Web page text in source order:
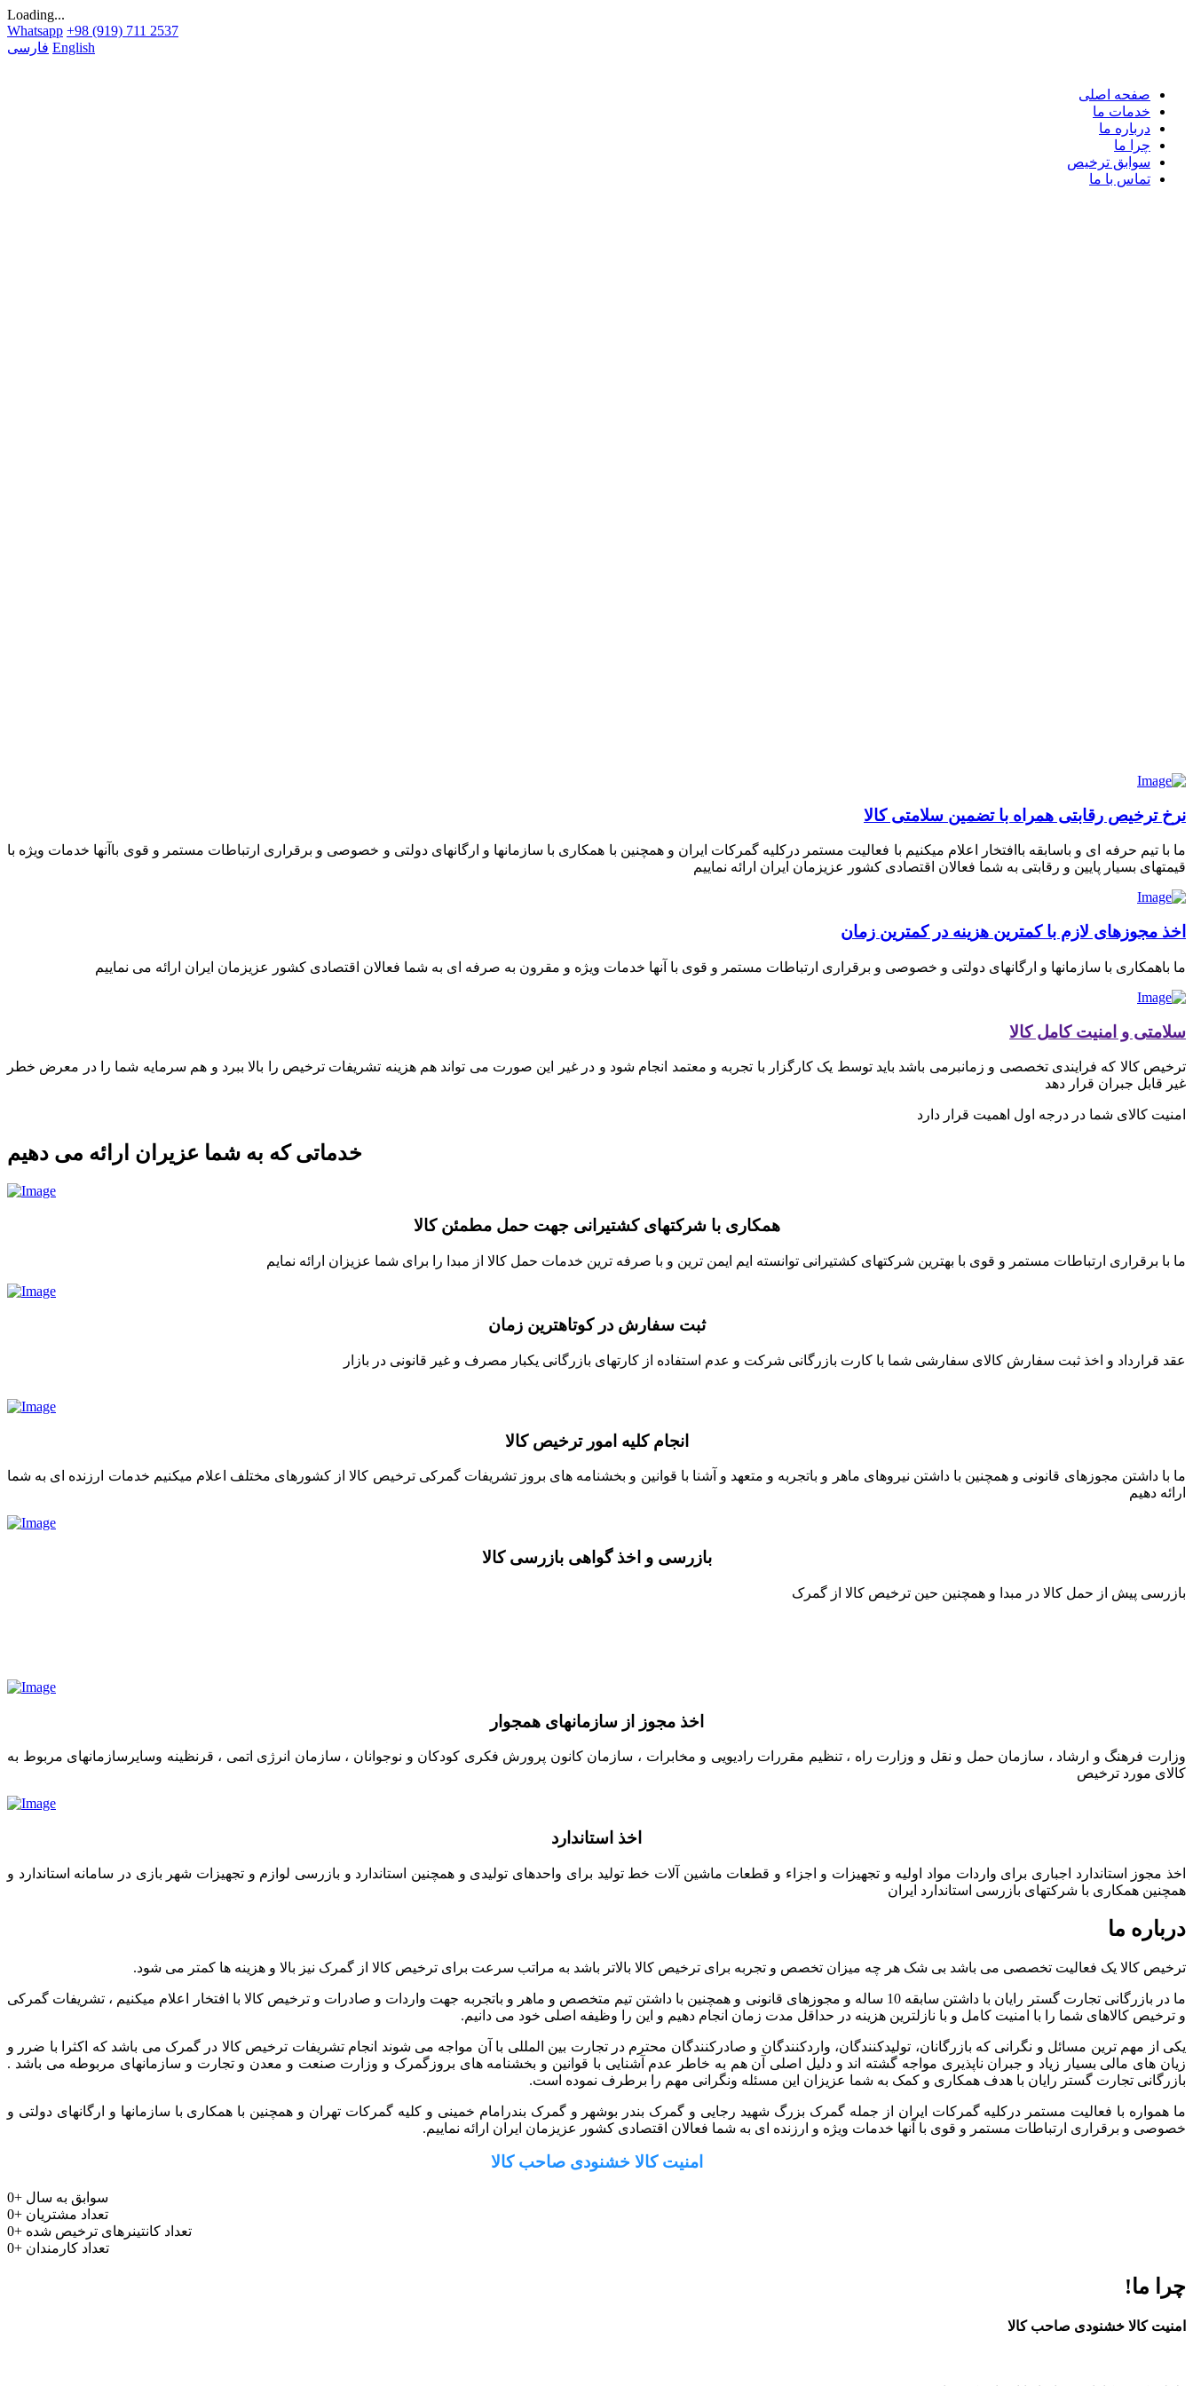
Loading...
Whatsapp +98 (919) 711 2537
فارسی English
صفحه اصلی
خدمات ما
درباره ما
چرا ما
سوابق ترخیص
تماس با ما
نرخ ترخیص رقابتی همراه با تضمین سلامتی کالا
ما با تیم حرفه ای و باسابقه باافتخار اعلام میکنیم با فعالیت مستمر درکلیه گمرکات ایران و همچنین با همکاری با سازمانها و ارگانهای دولتی و خصوصی و برقراری ارتباطات مستمر و قوی باآنها خدمات ویژه با
قیمتهای بسیار پایین و رقابتی به شما فعالان اقتصادی کشور عزیزمان ایران ارائه نماییم
اخذ مجوزهای لازم با کمترین هزینه در کمترین زمان
ما باهمکاری با سازمانها و ارگانهای دولتی و خصوصی و برقراری ارتباطات مستمر و قوی با آنها خدمات ویژه و مقرون به صرفه ای به شما فعالان اقتصادی کشور عزیزمان ایران ارائه می نماییم
سلامتی و امنیت کامل کالا
ترخیص کالا که فرایندی تخصصی و زمانبرمی باشد باید توسط یک کارگزار با تجربه و معتمد انجام شود و در غیر این صورت می تواند هم هزینه تشریفات ترخیص را بالا ببرد و هم سرمایه شما را در معرض خطر
غیر قابل جبران قرار دهد
امنیت کالای شما در درجه اول اهمیت قرار دارد
خدماتی که به شما عزیران ارائه می دهیم
همکاری با شرکتهای کشتیرانی جهت حمل مطمئن کالا
ما با برقراری ارتباطات مستمر و قوی با بهترین شرکتهای کشتیرانی توانسته ایم ایمن ترین و با صرفه ترین خدمات حمل کالا از مبدا را برای شما عزیزان ارائه نمایم
ثبت سفارش در کوتاهترین زمان
عقد قرارداد و اخذ ثبت سفارش کالای سفارشی شما با کارت بازرگانی شرکت و عدم استفاده از کارتهای بازرگانی یکبار مصرف و غیر قانونی در بازار
انجام کلیه امور ترخیص کالا
ما با داشتن مجوزهای قانونی و همچنین با داشتن نیروهای ماهر و باتجربه و متعهد و آشنا با قوانین و بخشنامه های بروز تشریفات گمرکی ترخیص کالا از کشورهای مختلف اعلام میکنیم خدمات ارزنده ای به شما
ارائه دهیم
بازرسی و اخذ گواهی بازرسی کالا
بازرسی پیش از حمل کالا در مبدا و همچنین حین ترخیص کالا از گمرک
اخذ مجوز از سازمانهای همجوار
وزارت فرهنگ و ارشاد ، سازمان حمل و نقل و وزارت راه ، تنظیم مقررات رادیویی و مخابرات ، سازمان کانون پرورش فکری کودکان و نوجوانان ، سازمان انرژی اتمی ، قرنظینه وسایرسازمانهای مربوط به
کالای مورد ترخیص
اخذ استاندارد
اخذ مجوز استاندارد اجباری برای واردات مواد اولیه و تجهیزات و اجزاء و قطعات ماشین آلات خط تولید برای واحدهای تولیدی و همچنین استاندارد و بازرسی لوازم و تجهیزات شهر بازی در سامانه استاندارد و
همچنین همکاری با شرکتهای بازرسی استاندارد ایران
درباره ما
ترخیص کالا یک فعالیت تخصصی می باشد بی شک هر چه میزان تخصص و تجربه برای ترخیص کالا بالاتر باشد به مراتب سرعت برای ترخیص کالا از گمرک نیز بالا و هزینه ها کمتر می شود.
ما در بازرگانی تجارت گستر رایان با داشتن سابقه 10 ساله و مجوزهای قانونی و همچنین با داشتن تیم متخصص و ماهر و باتجربه جهت واردات و صادرات و ترخیص کالا با افتخار اعلام میکنیم ، تشریفات گمرکی
و ترخیص کالاهای شما را با امنیت کامل و با نازلترین هزینه در حداقل مدت زمان انجام دهیم و این را وظیفه اصلی خود می دانیم.
یکی از مهم ترین مسائل و نگرانی که بازرگانان، تولیدکنندگان، واردکنندگان و صادرکنندگان محترم در تجارت بین المللی با آن مواجه می شوند انجام تشریفات ترخیص کالا در گمرک می باشد که اکثرا با ضرر و
زیان های مالی بسیار زیاد و جبران ناپذیری مواجه گشته اند و دلیل اصلی آن هم به خاطر عدم آشنایی با قوانین و بخشنامه های بروزگمرک و وزارت صنعت و معدن و تجارت و سازمانهای مربوطه می باشد .
بازرگانی تجارت گستر رایان با هدف همکاری و کمک به شما عزیزان این مسئله ونگرانی مهم را برطرف نموده است.
ما همواره با فعالیت مستمر درکلیه گمرکات ایران از جمله گمرک بزرگ شهید رجایی و گمرک بندر بوشهر و گمرک بندرامام خمینی و کلیه گمرکات تهران و همچنین با همکاری با سازمانها و ارگانهای دولتی و
خصوصی و برقراری ارتباطات مستمر و قوی با آنها خدمات ویژه و ارزنده ای به شما فعالان اقتصادی کشور عزیزمان ایران ارائه نماییم.
امنیت کالا خشنودی صاحب کالا
0+ سوابق به سال
0+ تعداد مشتریان
0+ تعداد کانتینرهای ترخیص شده
0+ تعداد کارمندان
چرا ما!
امنیت کالا خشنودی صاحب کالا